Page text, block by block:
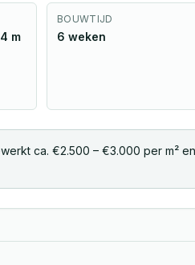
m
BOUWTIJD
6 weken
ca. €2.500 – €3.000 per m²